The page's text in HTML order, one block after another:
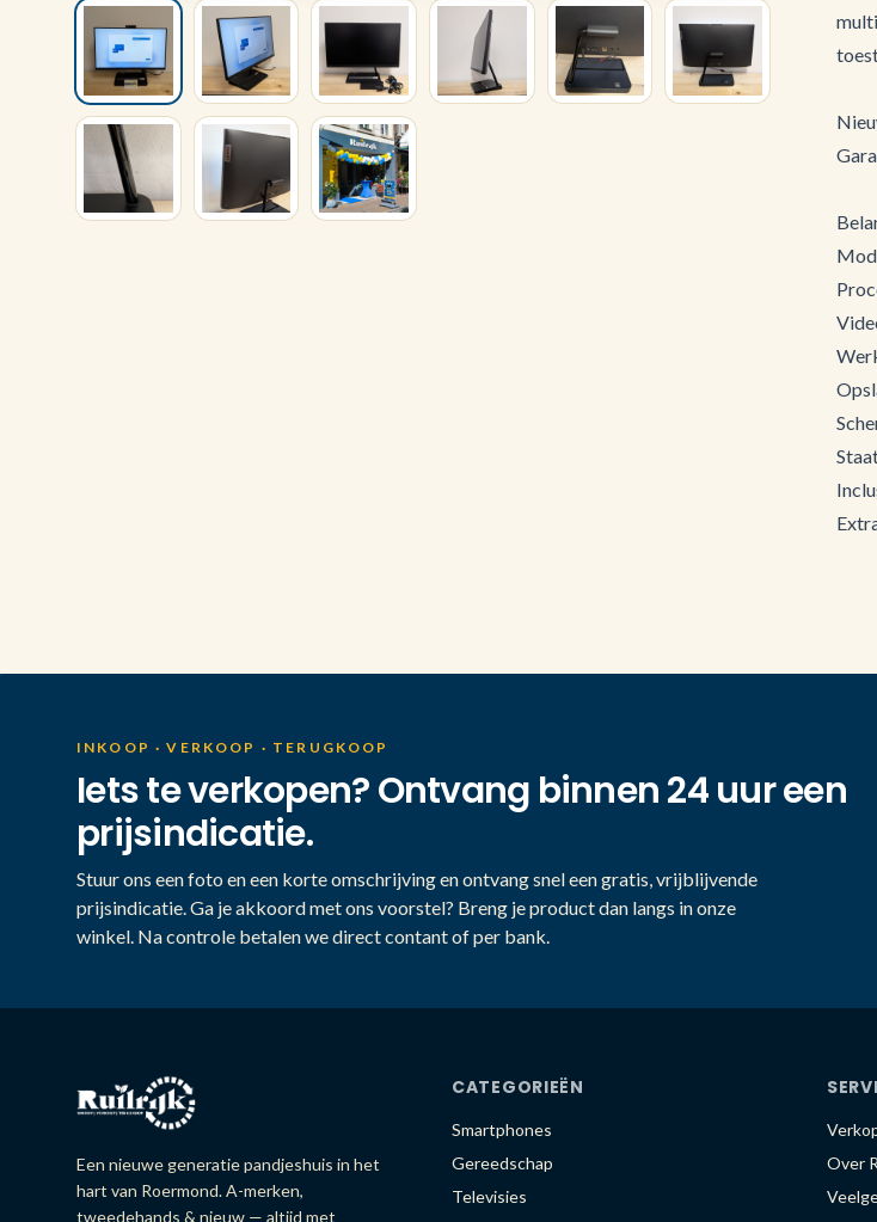
INKOOP · VERKOOP · TERUGKOOP
Iets te verkopen? Ontvang binnen 24 uur een
prijsindicatie.
Stuur ons een foto en een korte omschrijving en ontvang snel een gratis, vrijblijvende
prijsindicatie. Ga je akkoord met ons voorstel? Breng je product dan langs in onze
winkel. Na controle betalen we direct contant of per bank.
Een nieuwe generatie pandjeshuis in het
hart van Roermond. A-merken,
tweedehands & nieuw — altijd met
CATEGORIEËN
Smartphones
Gereedschap
Televisies
Over